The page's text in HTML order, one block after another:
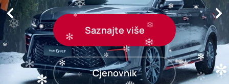
Saznajte više
Cjenovnik